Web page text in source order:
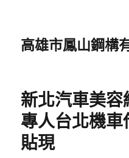
高雄市鳳山鋼構
新北汽車美
專人台北機
貼現